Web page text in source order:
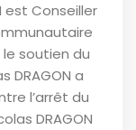
est Conseiller
soutien du
DRAGON a
l’arrêt du
DRAGON